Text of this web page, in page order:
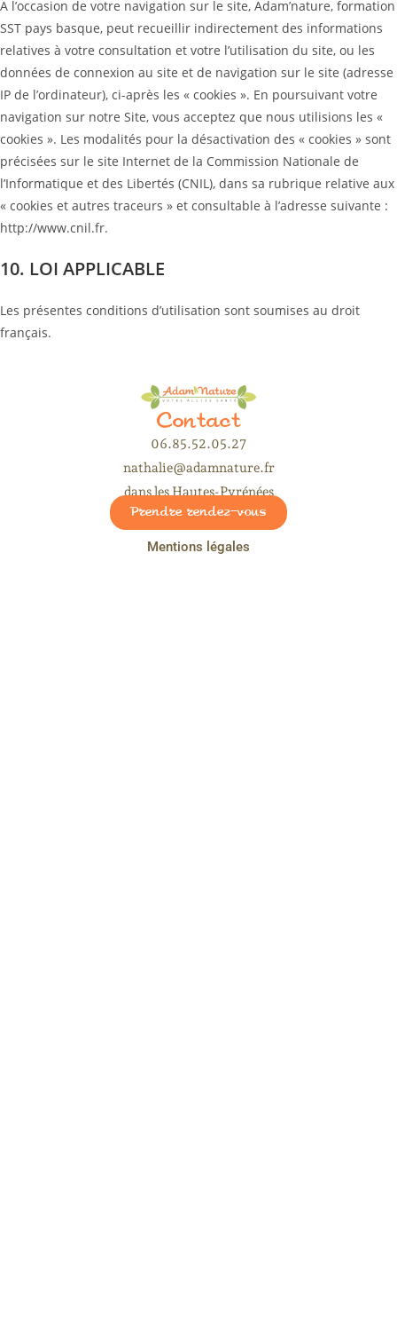
A l’occasion de votre navigation sur le site, Adam’nature, formation
SST pays basque, peut recueillir indirectement des informations
relatives à votre consultation et votre l’utilisation du site, ou les
données de connexion au site et de navigation sur le site (adresse
IP de l’ordinateur), ci-après les « cookies ». En poursuivant votre
navigation sur notre Site, vous acceptez que nous utilisions les «
cookies ». Les modalités pour la désactivation des « cookies » sont
précisées sur le site Internet de la Commission Nationale de
l’Informatique et des Libertés (CNIL), dans sa rubrique relative aux
« cookies et autres traceurs » et consultable à l’adresse suivante :
http://www.cnil.fr.
10. LOI APPLICABLE
Les présentes conditions d’utilisation sont soumises au droit
français.
Contact
06.85.52.05.27
nathalie@adamnature.fr
dans les Hautes-Pyrénées
Prendre rendez-vous
Mentions légales